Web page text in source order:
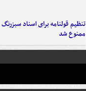
تنظیم قولنامه برای اسناد سبزرنگ
ممنوع شد